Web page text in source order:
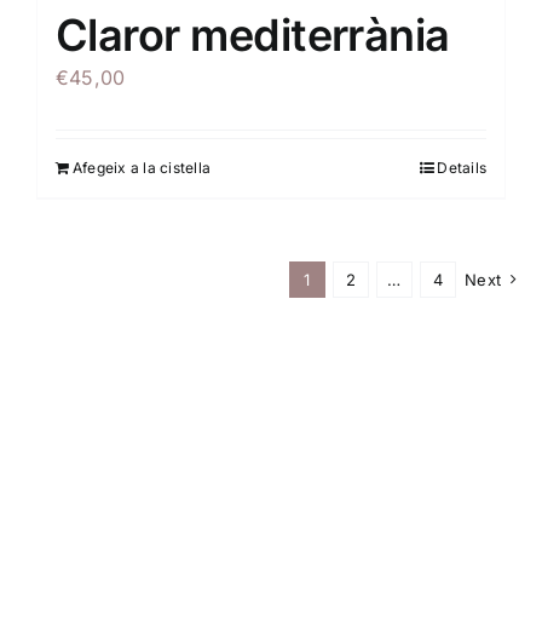
Claror mediterrània
€45,00
Afegeix a la cistella Details
1 2 … 4 Next